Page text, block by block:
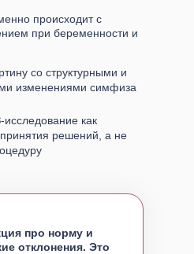
со структурными и
изменениями симфиза
про норму и
отклонения. Это
исследование как
решений, а не
происходит с
при беременности и